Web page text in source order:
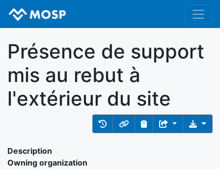
Présence de support
mis au rebut à
l'extérieur du site
Description
Owning organization